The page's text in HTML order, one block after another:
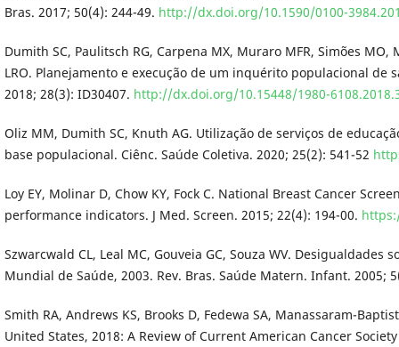
Bras. 2017; 50(4): 244-49. http://dx.doi.org/10.1590/0100-
Dumith SC, Paulitsch RG, Carpena MX, Muraro MFR, Simões
LRO. Planejamento e execução de um inquérito populacional
2018; 28(3): ID30407. http://dx.doi.org/10.15448/1980-
Oliz MM, Dumith SC, Knuth AG. Utilização de serviços de
base populacional. Ciênc. Saúde Coletiva. 2020; 25(2): 541-52
Loy EY, Molinar D, Chow KY, Fock C. National Breast Cancer
performance indicators. J Med. Screen. 2015; 22(4): 194-00.
Szwarcwald CL, Leal MC, Gouveia GC, Souza WV.
Mundial de Saúde, 2003. Rev. Bras. Saúde Matern. Infant. 2005;
Smith RA, Andrews KS, Brooks D, Fedewa SA, Manassaram-
United States, 2018: A Review of Current American Cancer